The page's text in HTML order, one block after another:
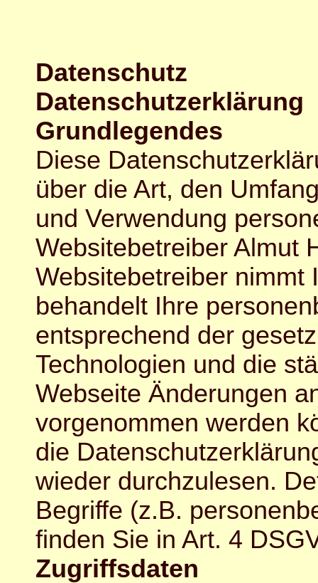
Datenschutz
Datenschutzerklärung
Grundlegendes
Diese
über die Art, den
und Verwendung
Websitebetreiber Almut
Websitebetreiber nimmt
behandelt Ihre
entsprechend der
Technologien und die
Webseite Änderungen
vorgenommen werden
die
wieder durchzulesen.
Begriffe (z.B.
finden Sie in Art. 4
Zugriffsdaten